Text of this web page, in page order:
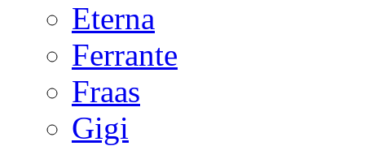
Eterna
Ferrante
Fraas
Gigi